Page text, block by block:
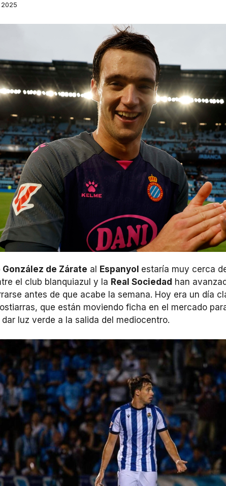
González de Zárate al Espanyol estaría muy cerca
el club blanquiazul y la Real Sociedad han
antes de que acabe la semana. Hoy era un día
que están moviendo ficha en el mercado
luz verde a la salida del mediocentro.